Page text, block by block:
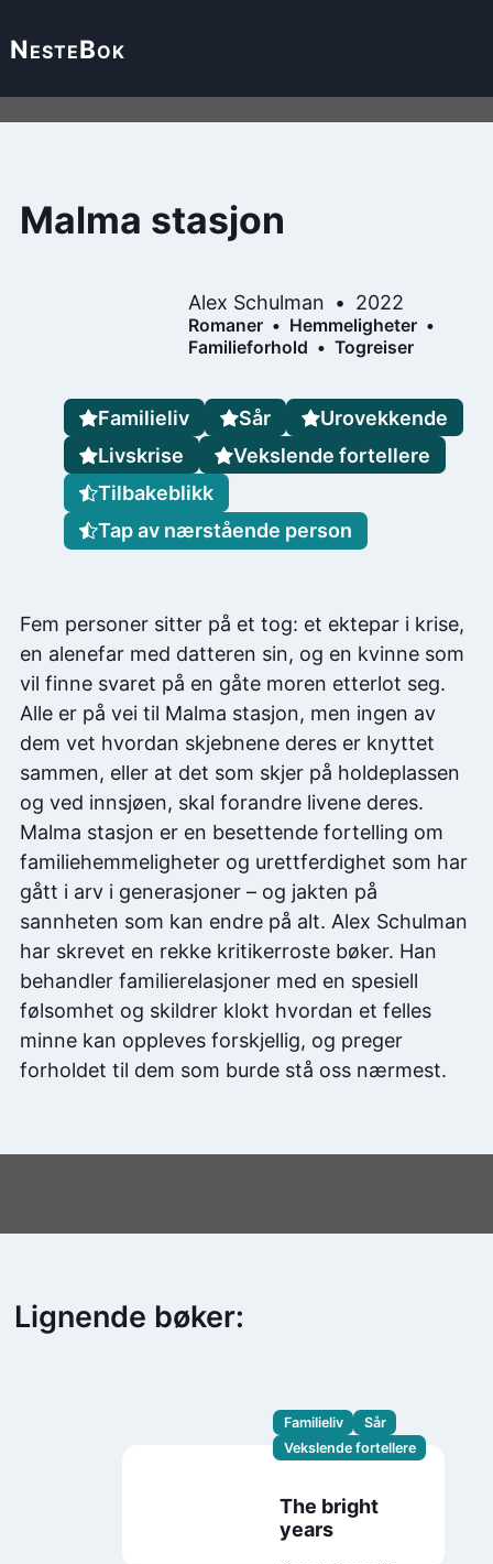
NesteBok
Malma stasjon
Alex Schulman 2022
Romaner
Hemmeligheter
Familieforhold
Togreiser
Fem personer sitter på et tog: et ektepar i krise,
en alenefar med datteren sin, og en kvinne som
vil finne svaret på en gåte moren etterlot seg.
Alle er på vei til Malma stasjon, men ingen av
dem vet hvordan skjebnene deres er knyttet
sammen, eller at det som skjer på holdeplassen
og ved innsjøen, skal forandre livene deres.
Malma stasjon er en besettende fortelling om
familiehemmeligheter og urettferdighet som har
gått i arv i generasjoner – og jakten på
sannheten som kan endre på alt. Alex Schulman
har skrevet en rekke kritikerroste bøker. Han
behandler familierelasjoner med en spesiell
følsomhet og skildrer klokt hvordan et felles
minne kan oppleves forskjellig, og preger
forholdet til dem som burde stå oss nærmest.
Familieliv Sår
Urovekkende
Livskrise
Vekslende fortellere
Tilbakeblikk
Tap av nærstående person
Lignende bøker:
Familieliv
Sår
Vekslende fortellere
The bright
years